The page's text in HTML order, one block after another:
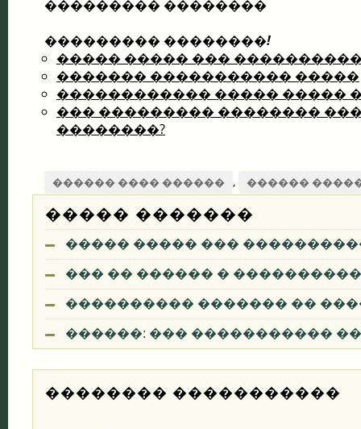
��������� ��������
��������� ��������!
����� ����� ���
������� ����������� �����
������������ ����� �����
��� ��������� ��������
��������?
������ ���� ������ , ������
����� �������
����� ����� ���
��� �� ������ �
���������� ������� ��
������: ��� �����������
�������� �����������